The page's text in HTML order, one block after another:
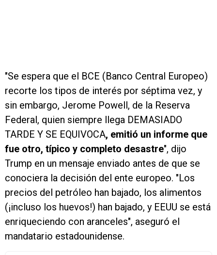
"Se espera que el BCE (Banco Central Europeo)
recorte los tipos de interés por séptima vez, y
sin embargo, Jerome Powell, de la Reserva
Federal, quien siempre llega DEMASIADO
TARDE Y SE EQUIVOCA, emitió un informe que
fue otro, típico y completo desastre", dijo
Trump en un mensaje enviado antes de que se
conociera la decisión del ente europeo. "Los
precios del petróleo han bajado, los alimentos
(¡incluso los huevos!) han bajado, y EEUU se está
enriqueciendo con aranceles", aseguró el
mandatario estadounidense.